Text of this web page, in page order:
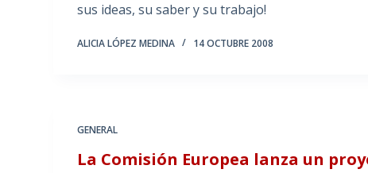
sus ideas, su saber y su trabajo!
ALICIA LÓPEZ MEDINA 14 OCTUBRE 2008
GENERAL
La Comisión Europea lanza un